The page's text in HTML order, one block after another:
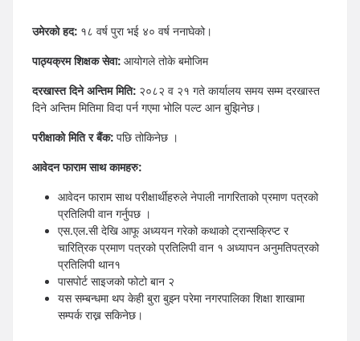
उमेरको हद: १८ वर्ष पुरा भई ४० वर्ष ननाघेको।
पाठ्यक्रम शिक्षक सेवा: आयोगले तोके बमोजिम
दरखास्त दिने अन्तिम मिति: २०८२ व २१ गते कार्यालय समय सम्म दरखास्त
दिने अन्तिम मितिमा विदा पर्न गएमा भोलि पल्ट आन बुझिनेछ।
परीक्षाको मिति र बैंक: पछि तोकिनेछ ।
आवेदन फाराम साथ कामहरु:
आवेदन फाराम साथ परीक्षार्थीहरुले नेपाली नागरिताको प्रमाण पत्रको
प्रतिलिपी वान गर्नुपछ ।
एस.एल.सी देखि आफू अध्ययन गरेको कथाको ट्रान्सक्रिप्ट र
चारित्रिक प्रमाण पत्रको प्रतिलिपी वान १ अध्यापन अनुमतिपत्रको
प्रतिलिपी थान१
पासपोर्ट साइजको फोटो बान २
यस सम्बन्धमा थप केही बुरा बुझ्न परेमा नगरपालिका शिक्षा शाखामा
सम्पर्क राख्न सकिनेछ।